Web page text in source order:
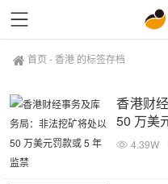
首页 -香港 的标签存档
香港财
50 万美
4.39W